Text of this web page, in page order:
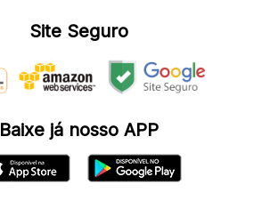
Site Seguro
Baixe já nosso APP